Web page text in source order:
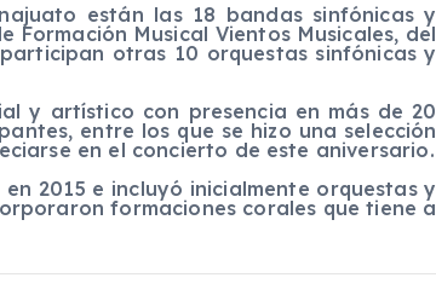
están las 18 bandas sinfónicas y
Musical Vientos Musicales, del
otras 10 orquestas sinfónicas y
y artístico con presencia en más de 20
entre los que se hizo una selección
en el concierto de este aniversario.
2015 e incluyó inicialmente orquestas y
formaciones corales que tiene a